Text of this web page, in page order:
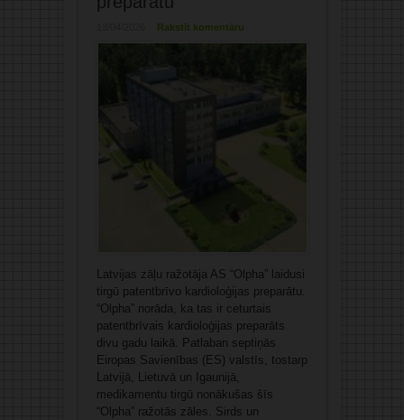
Rakstīt komentāru
Latvijas zāļu ražotāja AS “Olpha” laidusi
tirgū patentbrīvo kardioloģijas preparātu.
“Olpha” norāda, ka tas ir ceturtais
patentbrīvais kardioloģijas preparāts
divu gadu laikā. Patlaban septiņās
Eiropas Savienības (ES) valstīs, tostarp
Latvijā, Lietuvā un Igaunijā,
medikamentu tirgū nonākušas šīs
“Olpha” ražotās zāles. Sirds un